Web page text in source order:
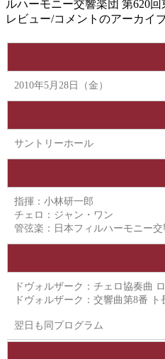
ルハーモニー交響楽団 第620
レビュー/コメントのアーカイ
2010年5月28日（金）
サントリーホール
指揮：小林研一郎
チェロ：ジャン・ワン
管弦楽： 日本フィルハーモニー交
ドヴォルザーク：チェロ協奏曲
ドヴォルザーク：交響曲第8番 ト
翌日も同プログラム